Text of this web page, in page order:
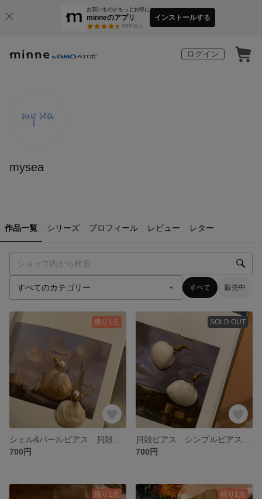
お買いものがもっとお得に
minneのアプリ
3万件以上
インストールする
ログイン
mysea
作品一覧 シリーズ プロフィール レビュー レター
すべて 販売中
残り1点
700円
SOLD OUT
700円
残り1点 残り1点